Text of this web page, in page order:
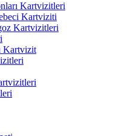
Kartvizitleri
Kartviziti
Kartvizitleri
Kartvizit